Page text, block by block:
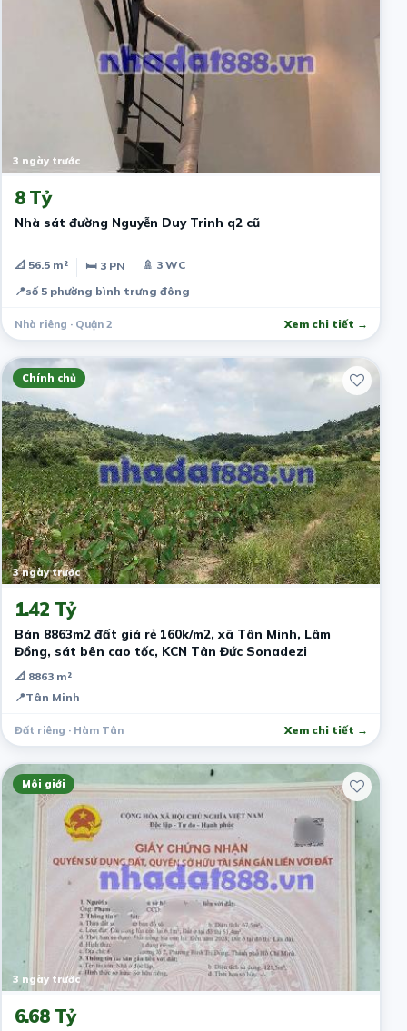
3 ngày trước
8 Tỷ
Nhà sát đường Nguyễn Duy Trinh q2 cũ
📐 56.5 m² 🛏 3 PN
🚿 3 WC
📍số 5 phường bình trưng đông
Nhà riêng · Quận 2 Xem chi tiết →
Chính chủ
3 ngày trước
1.42 Tỷ
Bán 8863m2 đất giá rẻ 160k/m2, xã Tân Minh, Lâm
Đồng, sát bên cao tốc, KCN Tân Đức Sonadezi
📐 8863 m²
📍Tân Minh
Đất riêng · Hàm Tân Xem chi tiết →
Môi giới
3 ngày trước
6.68 Tỷ